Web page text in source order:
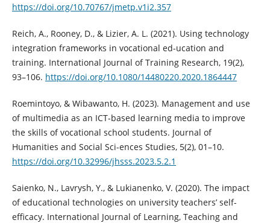
https://doi.org/10.70767/jmetp.v1i2.357
Reich, A., Rooney, D., & Lizier, A. L. (2021). Using technology
integration frameworks in vocational ed-ucation and
training. International Journal of Training Research, 19(2),
93–106. https://doi.org/10.1080/14480220.2020.1864447
Roemintoyo, & Wibawanto, H. (2023). Management and use
of multimedia as an ICT-based learning media to improve
the skills of vocational school students. Journal of
Humanities and Social Sci-ences Studies, 5(2), 01–10.
https://doi.org/10.32996/jhsss.2023.5.2.1
Saienko, N., Lavrysh, Y., & Lukianenko, V. (2020). The impact
of educational technologies on university teachers’ self-
efficacy. International Journal of Learning, Teaching and